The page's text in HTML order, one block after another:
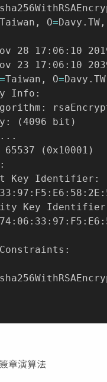
Taiwan, O=
28 17:06:10
23 17:06:10
=Taiwan, O=
Info:
(4096 bit )
.. .
65537
( 0x10001 )
Key Identifier:
Key
章演算法